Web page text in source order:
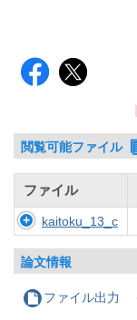
閲覧可能ファイル
ファイル
kaitoku_13_c
論文情報
ファイル出力